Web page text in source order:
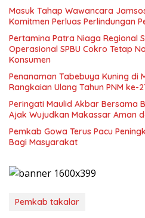
Masuk Tahap Wawancara
Komitmen Perluas Perlindungan
Pertamina Patra Niaga Regional
Operasional SPBU Cokro Tetap
Konsumen
Penanaman Tabebuya Kuning di
Rangkaian Ulang Tahun PNM ke-
Peringati Maulid Akbar Bersama
Ajak Wujudkan Makassar Aman
Pemkab Gowa Terus Pacu
Bagi Masyarakat
Pemkab takalar